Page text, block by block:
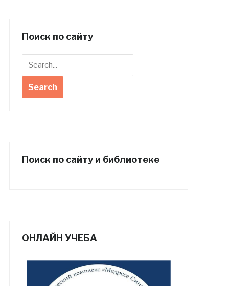
Поиск по сайту
Поиск по сайту и библиотеке
ОНЛАЙН УЧЕБА